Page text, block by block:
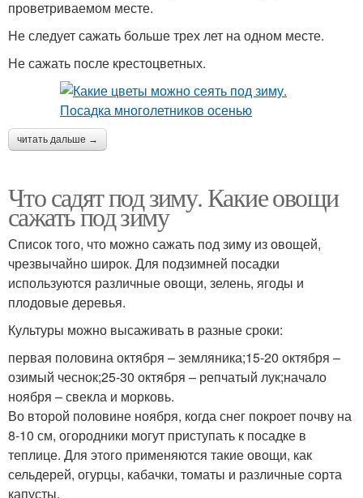
проветриваемом месте.
Не следует сажать больше трех лет на одном месте.
Не сажать после крестоцветных.
читать дальше →
Что садят под зиму. Какие овощи
сажать под зиму
Список того, что можно сажать под зиму из овощей,
чрезвычайно широк. Для подзимней посадки
используются различные овощи, зелень, ягоды и
плодовые деревья.
Культуры можно высаживать в разные сроки:
первая половина октября – земляника;15-20 октября –
озимый чеснок;25-30 октября – репчатый лук;начало
ноября – свекла и морковь.
Во второй половине ноября, когда снег покроет почву на
8-10 см, огородники могут приступать к посадке в
теплице. Для этого применяются такие овощи, как
сельдерей, огурцы, кабачки, томаты и различные сорта
капусты.